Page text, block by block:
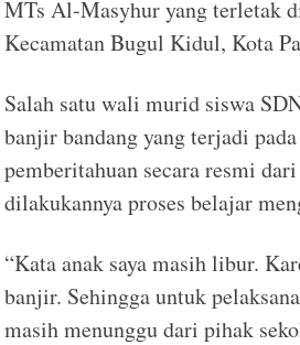
MTs Al-Masyhur yang terletak
Kecamatan Bugul Kidul, Kota
Salah satu wali murid siswa
banjir bandang yang terjadi
pemberitahuan secara resmi
dilakukannya proses belajar
“Kata anak saya masih libur.
banjir. Sehingga untuk
masih menunggu dari pihak